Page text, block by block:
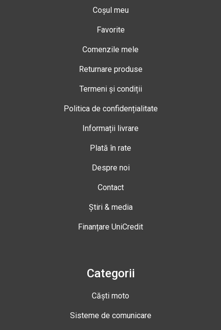
Coșul meu
Favorite
Comenzile mele
Returnare produse
Termeni și condiții
Politica de confidențialitate
Informații livrare
Plată în rate
Despre noi
Contact
Știri & media
Finanțare UniCredit
Categorii
Căști moto
Sisteme de comunicare